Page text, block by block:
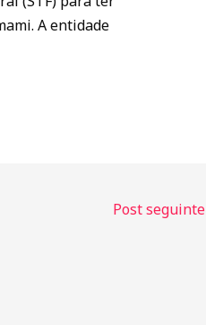
A entidade
Post seguinte